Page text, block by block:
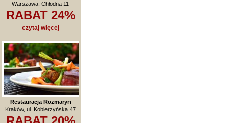
Warszawa, Chłodna 11
RABAT 24%
czytaj więcej
Restauracja Rozmaryn
Kraków, ul. Kobierzyńska 47